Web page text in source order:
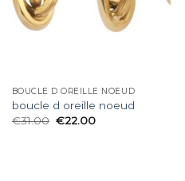
BOUCLE D OREILLE NOEUD
boucle d oreille noeud
€31.00 €22.00